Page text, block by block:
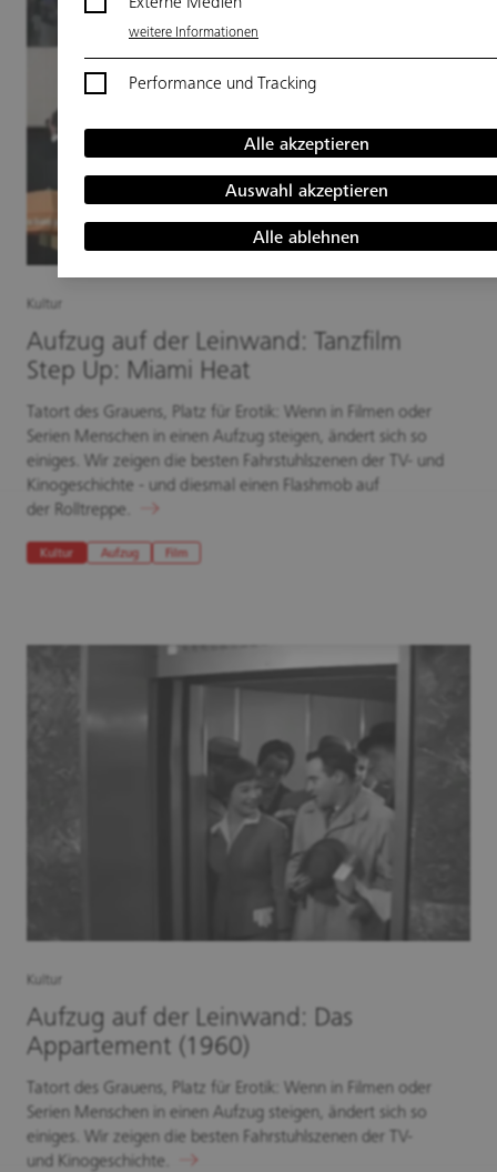
weitere Informationen
Performance und Tracking
Alle akzeptieren
Auswahl akzeptieren
Alle ablehnen
Kultur
Aufzug auf der Leinwand: Tanzfilm
Step Up: Miami Heat
Tatort des Grauens, Platz für Erotik: Wenn in Filmen oder
Serien Menschen in einen Aufzug steigen, ändert sich so
einiges. Wir zeigen die besten Fahrstuhlszenen der TV- und
Kinogeschichte - und diesmal einen Flashmob auf
der Rolltreppe.
Kultur Aufzug Film
Kultur
Aufzug auf der Leinwand: Das
Appartement (1960)
Tatort des Grauens, Platz für Erotik: Wenn in Filmen oder
Serien Menschen in einen Aufzug steigen, ändert sich so
einiges. Wir zeigen die besten Fahrstuhlszenen der TV-
und Kinogeschichte.